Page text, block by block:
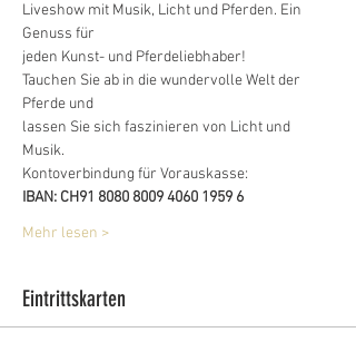
Liveshow mit Musik, Licht und Pferden. Ein
Genuss für
jeden Kunst- und Pferdeliebhaber!
Tauchen Sie ab in die wundervolle Welt der
Pferde und
lassen Sie sich faszinieren von Licht und
Musik.
Kontoverbindung für Vorauskasse:
IBAN: CH91 8080 8009 4060 1959 6
Mehr lesen >
Eintrittskarten